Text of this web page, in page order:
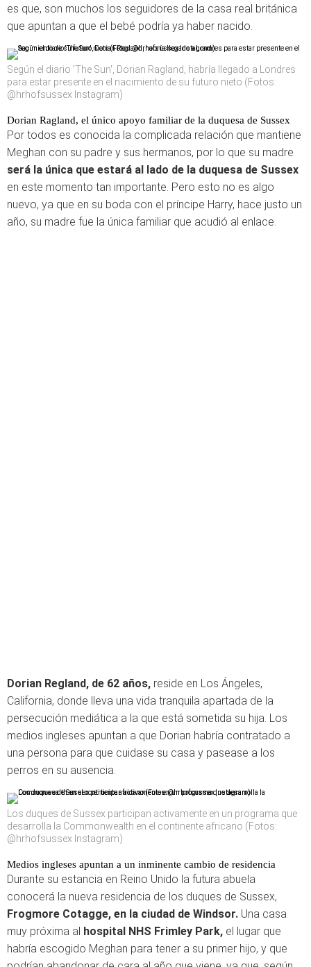
es que, son muchos los seguidores de la casa real británica
que apuntan a que el bebé podría ya haber nacido.
Según el diario 'The Sun', Dorian Ragland, habría llegado a Londres
para estar presente en el nacimiento de su futuro nieto (Fotos:
@hrhofsussex Instagram)
Dorian Ragland, el único apoyo familiar de la duquesa de Sussex
Por todos es conocida la complicada relación que mantiene
Meghan con su padre y sus hermanos, por lo que su madre
será la única que estará al lado de la duquesa de Sussex
en este momento tan importante. Pero esto no es algo
nuevo, ya que en su boda con el príncipe Harry, hace justo un
año, su madre fue la única familiar que acudió al enlace.
Dorian Regland, de 62 años, reside en Los Ángeles,
California, donde lleva una vida tranquila apartada de la
persecución mediática a la que está sometida su hija. Los
medios ingleses apuntan a que Dorian habría contratado a
una persona para que cuidase su casa y pasease a los
perros en su ausencia.
Los duques de Sussex participan activamente en un programa que
desarrolla la Commonwealth en el continente africano (Fotos:
@hrhofsussex Instagram)
Medios ingleses apuntan a un inminente cambio de residencia
Durante su estancia en Reino Unido la futura abuela
conocerá la nueva residencia de los duques de Sussex,
Frogmore Cotagge, en la ciudad de Windsor. Una casa
muy próxima al hospital NHS Frimley Park, el lugar que
habría escogido Meghan para tener a su primer hijo, y que